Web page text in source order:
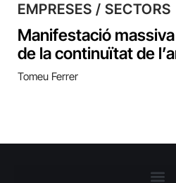
EMPRESES / SECTORS
Manifestació
de la continuïtat de
Tomeu Ferrer